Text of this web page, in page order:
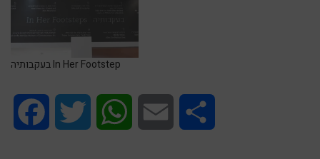
בעקבותיה In Her Footstep
Facebook Twitter WhatsApp Email